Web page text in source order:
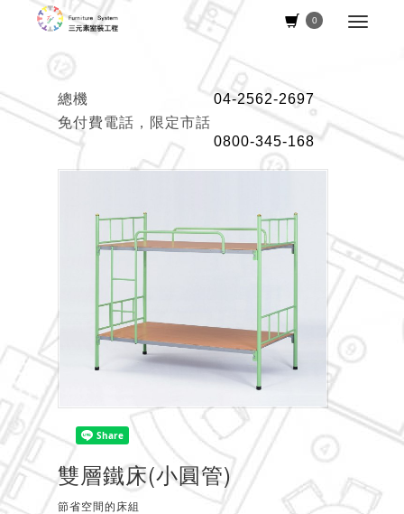
0
總機
04-2562-2697
免付費電話，限定市話
0800-345-168
雙層鐵床(小圓管)
節省空間的床組